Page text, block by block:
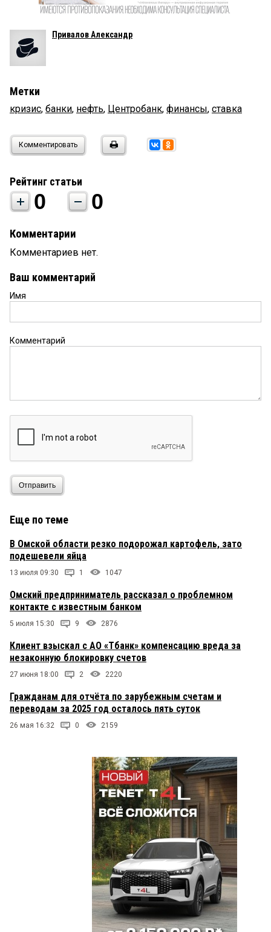
Привалов Александр
Метки
кризис, банки, нефть, Центробанк, финансы, ставка
Комментировать
Рейтинг статьи
0 0
Комментарии
Комментариев нет.
Ваш комментарий
Имя
Комментарий
Отправить
Еще по теме
В Омской области резко подорожал картофель, зато
подешевели яйца
13 июля 09:30 1 1047
Омский предприниматель рассказал о проблемном
контакте с известным банком
5 июля 15:30 9 2876
Клиент взыскал с АО «Тбанк» компенсацию вреда за
незаконную блокировку счетов
27 июня 18:00 2 2220
Гражданам для отчёта по зарубежным счетам и
переводам за 2025 год осталось пять суток
26 мая 16:32 0 2159